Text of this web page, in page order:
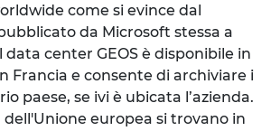
come si evince dal
da Microsoft stessa a
data center GEOS è disponibile in
Francia e consente di archiviare i
paese, se ivi è ubicata l’azienda.
europea si trovano in